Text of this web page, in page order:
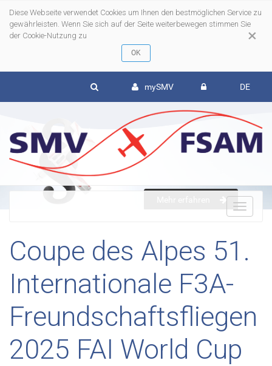
×
Diese Webseite verwendet Cookies um Ihnen den bestmöglichen Service zu
gewährleisten. Wenn Sie sich auf der Seite weiterbewegen stimmen Sie
der Cookie-Nutzung zu
mySMV DE
Coupe des Alpes 51.
Internationale F3A-
Freundschaftsfliegen
2025 FAI World Cup